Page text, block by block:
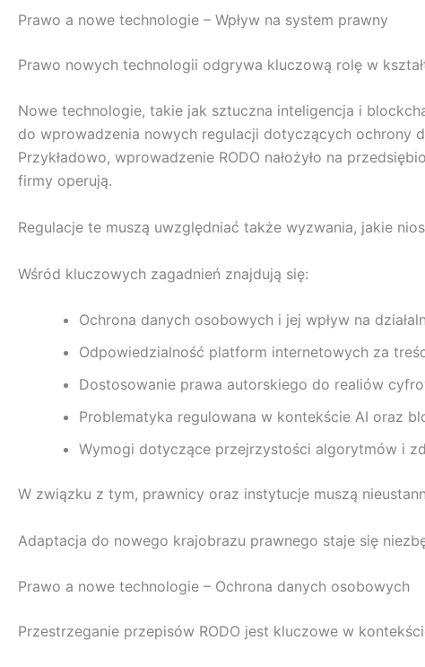
Prawo a nowe technologie – Wpływ na system prawny
Prawo nowych technologii odgrywa kluczową rolę w
Nowe technologie, takie jak sztuczna inteligencja i
do wprowadzenia nowych regulacji dotyczących ochrony
Przykładowo, wprowadzenie RODO nałożyło na
firmy operują.
Regulacje te muszą uwzględniać także wyzwania, jakie
Wśród kluczowych zagadnień znajdują się:
Ochrona danych osobowych i jej wpływ na
Odpowiedzialność platform internetowych za
Dostosowanie prawa autorskiego do realiów
Problematyka regulowana w kontekście AI oraz
Wymogi dotyczące przejrzystości algorytmów i
W związku z tym, prawnicy oraz instytucje muszą
Adaptacja do nowego krajobrazu prawnego staje się
Prawo a nowe technologie – Ochrona danych osobowych
Przestrzeganie przepisów RODO jest kluczowe w